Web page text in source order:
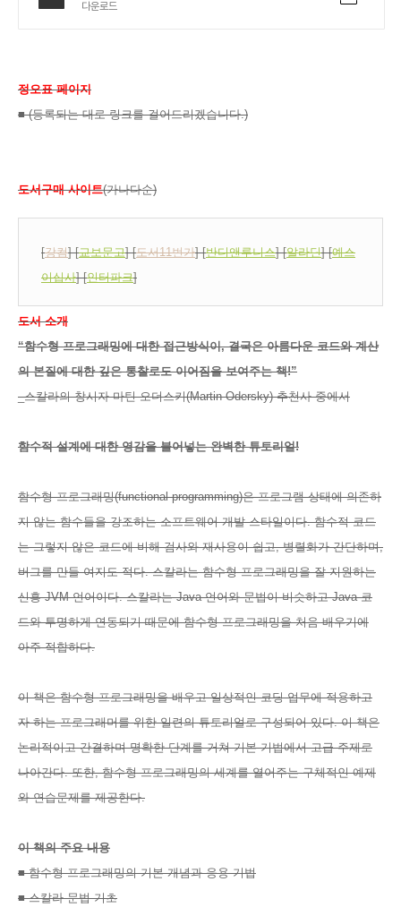
다운로드
정오표 페이지
■ (등록되는 대로 링크를 걸어드리겠습니다.)
도서구매 사이트(가나다순)
[강컴] [교보문고] [도서11번가] [반디앤루니스] [알라딘] [예스
이십사] [인터파크]
도서 소개
“함수형 프로그래밍에 대한 접근방식이, 결국은 아름다운 코드와 계산
의 본질에 대한 깊은 통찰로도 이어짐을 보여주는 책!”
_스칼라의 창시자 마틴 오더스키(Martin Odersky) 추천사 중에서
함수적 설계에 대한 영감을 불어넣는 완벽한 튜토리얼!
함수형 프로그래밍(functional programming)은 프로그램 상태에 의존하
지 않는 함수들을 강조하는 소프트웨어 개발 스타일이다. 함수적 코드
는 그렇지 않은 코드에 비해 검사와 재사용이 쉽고, 병렬화가 간단하며,
버그를 만들 여지도 적다. 스칼라는 함수형 프로그래밍을 잘 지원하는
신흥 JVM 언어이다. 스칼라는 Java 언어와 문법이 비슷하고 Java 코
드와 투명하게 연동되기 때문에 함수형 프로그래밍을 처음 배우기에
아주 적합하다.
이 책은 함수형 프로그래밍을 배우고 일상적인 코딩 업무에 적용하고
자 하는 프로그래머를 위한 일련의 튜토리얼로 구성되어 있다. 이 책은
논리적이고 간결하며 명확한 단계를 거쳐 기본 기법에서 고급 주제로
나아간다. 또한, 함수형 프로그래밍의 세계를 열어주는 구체적인 예제
와 연습문제를 제공한다.
이 책의 주요 내용
■ 함수형 프로그래밍의 기본 개념과 응용 기법
■ 스칼라 문법 기초